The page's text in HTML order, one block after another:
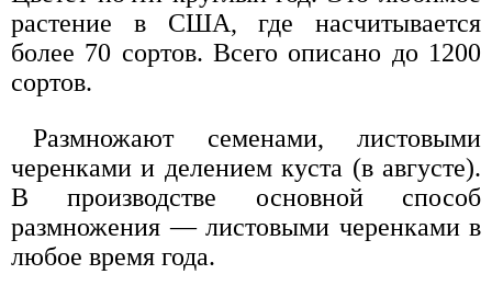
растение в США, где насчитывается
более 70 сортов. Всего описано до 1200
сортов.
Размножают семенами, листовыми
черенками и делением куста (в августе).
В производстве основной способ
размножения — листовыми черенками в
любое время года.